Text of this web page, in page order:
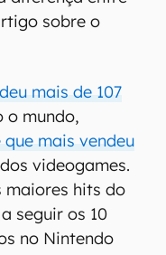
sobre o
mais de 107
o mundo,
mais vendeu
videogames.
maiores hits do
seguir os 10
no Nintendo